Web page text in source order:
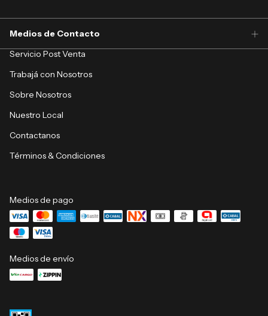
Medios de Contacto
Servicio Post Venta
Trabajá con Nosotros
Sobre Nosotros
Nuestro Local
Contactanos
Términos & Condiciones
Medios de pago
Medios de envío